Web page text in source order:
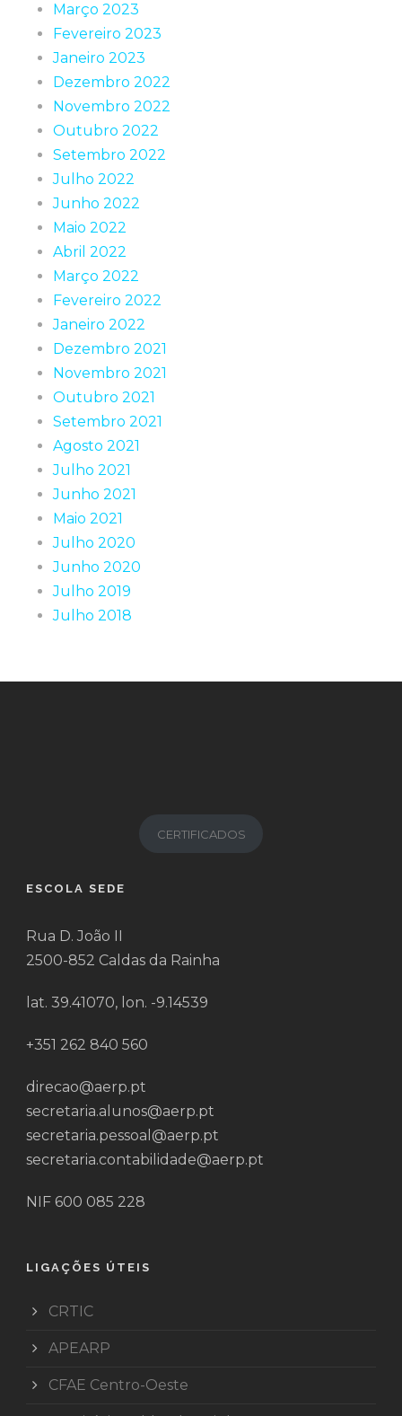
Março 2023
Fevereiro 2023
Janeiro 2023
Dezembro 2022
Novembro 2022
Outubro 2022
Setembro 2022
Julho 2022
Junho 2022
Maio 2022
Abril 2022
Março 2022
Fevereiro 2022
Janeiro 2022
Dezembro 2021
Novembro 2021
Outubro 2021
Setembro 2021
Agosto 2021
Julho 2021
Junho 2021
Maio 2021
Julho 2020
Junho 2020
Julho 2019
Julho 2018
CERTIFICADOS
ESCOLA SEDE
Rua D. João II
2500-852 Caldas da Rainha
lat. 39.41070, lon. -9.14539
+351 262 840 560
direcao@aerp.pt
secretaria.alunos@aerp.pt
secretaria.pessoal@aerp.pt
secretaria.contabilidade@aerp.pt
NIF 600 085 228
LIGAÇÕES ÚTEIS
CRTIC
APEARP
CFAE Centro-Oeste